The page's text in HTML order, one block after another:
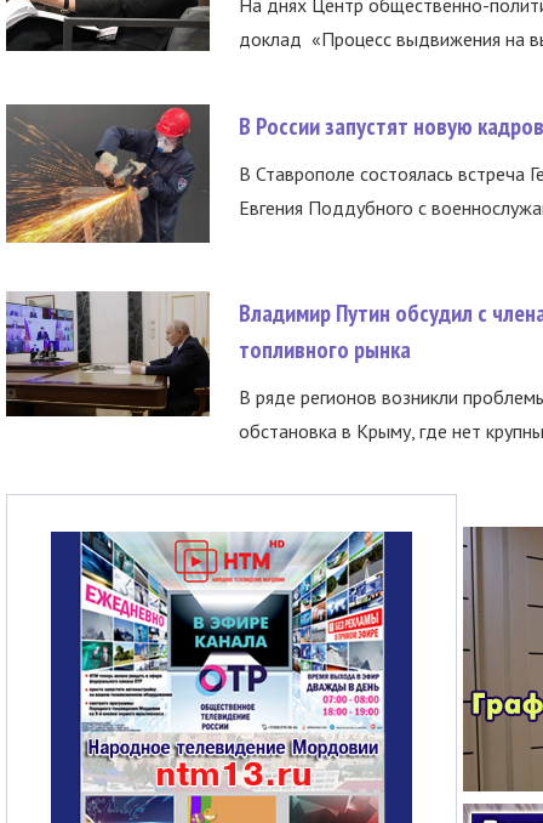
доклад «Процесс выдвижения на
В России запустят новую
В Ставрополе состоялась встреча
Евгения Поддубного с
Владимир Путин обсудил с
топливного рынка
В ряде регионов возникли
обстановка в Крыму, где нет